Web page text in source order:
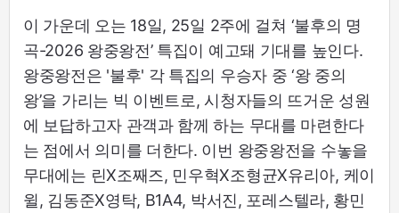
이 가운데 오는 18일, 25일 2주에 걸쳐 ‘불후의 명
곡-2026 왕중왕전’ 특집이 예고돼 기대를 높인다.
왕중왕전은 '불후' 각 특집의 우승자 중 ‘왕 중의
왕’을 가리는 빅 이벤트로, 시청자들의 뜨거운 성원
에 보답하고자 관객과 함께 하는 무대를 마련한다
는 점에서 의미를 더한다. 이번 왕중왕전을 수놓을
무대에는 린X조째즈, 민우혁X조형균X유리아, 케이
윌, 김동준X영탁, B1A4, 박서진, 포레스텔라, 황민